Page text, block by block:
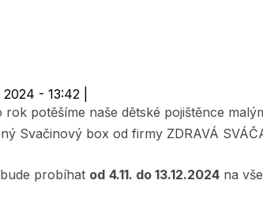
2024 - 13:42
rok potěšíme naše dětské pojištěnce
Svačinový box od firmy ZDRAVÁ
probíhat od 4.11. do 13.12.2024 na